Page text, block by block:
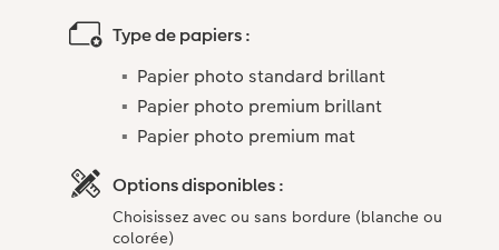
Type de papiers :
Papier photo standard brillant
Papier photo premium brillant
Papier photo premium mat
Options disponibles :
Choisissez avec ou sans bordure (blanche ou
colorée)